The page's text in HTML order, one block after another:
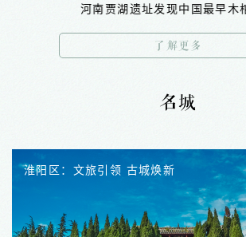
河南贾湖遗址发现中国最早木棺
了解更多
名城
文旅融合牵动情绪消费：会‘留人’的开封
淮阳区：文旅引领 古城焕新
古都秀出新玩法
郑之地
河南虞城：文化瑰宝的璀璨之路
省政府正式批复：周口市被列为省级历史